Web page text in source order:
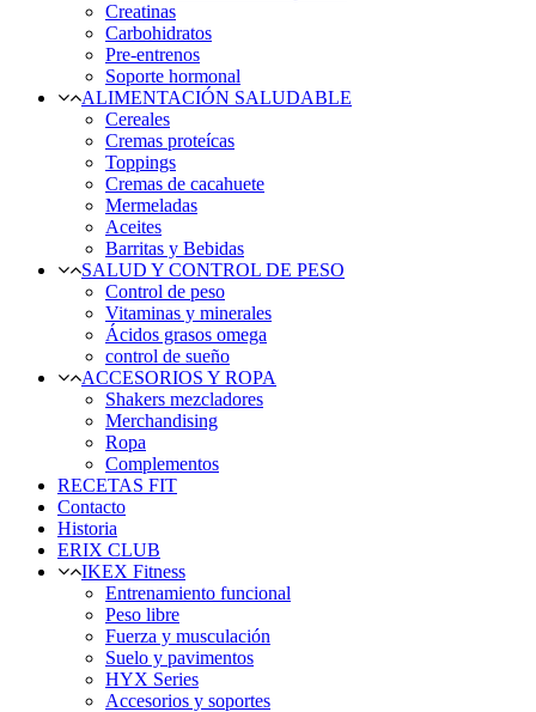
Creatinas
Carbohidratos
Pre-entrenos
Soporte hormonal
ALIMENTACIÓN SALUDABLE
Cereales
Cremas proteícas
Toppings
Cremas de cacahuete
Mermeladas
Aceites
Barritas y Bebidas
SALUD Y CONTROL DE PESO
Control de peso
Vitaminas y minerales
Ácidos grasos omega
control de sueño
ACCESORIOS Y ROPA
Shakers mezcladores
Merchandising
Ropa
Complementos
RECETAS FIT
Contacto
Historia
ERIX CLUB
IKEX Fitness
Entrenamiento funcional
Peso libre
Fuerza y musculación
Suelo y pavimentos
HYX Series
Accesorios y soportes